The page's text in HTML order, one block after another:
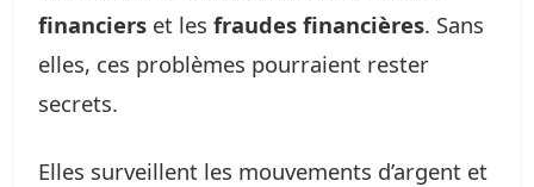
financiers et les fraudes financières. Sans
elles, ces problèmes pourraient rester
secrets.
Elles surveillent les mouvements d’argent et